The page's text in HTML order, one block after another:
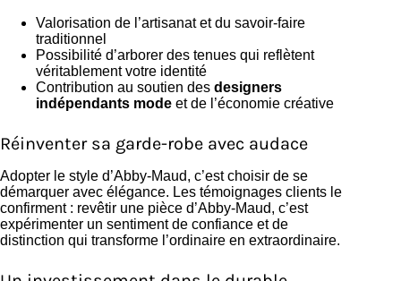
Valorisation de l’artisanat et du savoir-faire
traditionnel
Possibilité d’arborer des tenues qui reflètent
véritablement votre identité
Contribution au soutien des designers
indépendants mode et de l’économie créative
Réinventer sa garde-robe avec audace
Adopter le style d’Abby-Maud, c’est choisir de se
démarquer avec élégance. Les témoignages clients le
confirment : revêtir une pièce d’Abby-Maud, c’est
expérimenter un sentiment de confiance et de
distinction qui transforme l’ordinaire en extraordinaire.